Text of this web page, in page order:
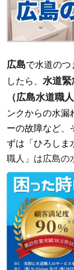
広島で水道のつ
したら、 水道
（広島水道職人
ンクからの水漏
ーの故障など、
ずは「ひろしま
職人」は広島の